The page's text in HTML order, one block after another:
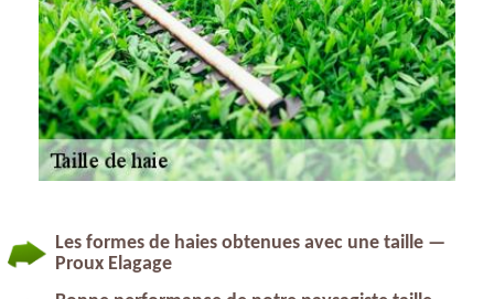
Les formes de haies obtenues avec une taille —
Proux Elagage